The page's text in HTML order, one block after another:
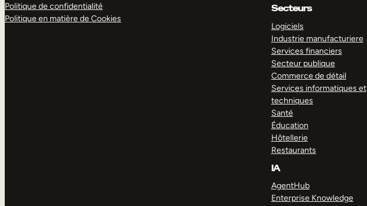
Politique de confidentialité
Politique en matière de Cookies
Secteurs
Logiciels
Industrie manufacturiere
Services financiers
Secteur publique
Commerce de détail
Services informatiques et
techniques
Santé
Éducation
Hôtellerie
Restaurants
IA
AgentHub
Enterprise Knowledge